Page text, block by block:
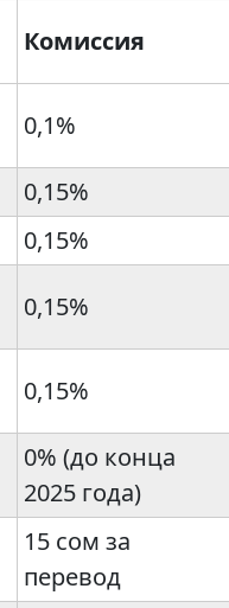
Комиссия
0,1%
0,15%
0,15%
0,15%
0,15%
0% (до конца
2025 года)
15 сом за
перевод